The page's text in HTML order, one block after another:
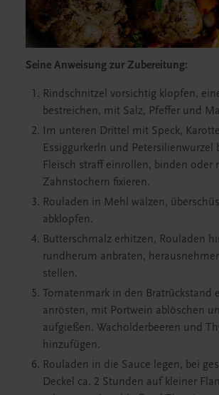
Seine Anweisung zur Zubereitung:
Rindschnitzel vorsichtig klopfen,
bestreichen, mit Salz, Pfeffer und
Im unteren Drittel mit Speck,
Essiggurkerln und Petersilienwurzel
Fleisch straff einrollen, binden oder
Zahnstochern fixieren.
Rouladen in Mehl wälzen,
abklopfen.
Butterschmalz erhitzen, Rouladen
rundherum anbraten,
stellen.
Tomatenmark in den Bratrückstand
anrösten, mit Portwein ablöschen
aufgießen. Wacholderbeeren und
hinzufügen.
Rouladen in die Sauce legen, bei
Deckel ca. 2 Stunden auf kleiner